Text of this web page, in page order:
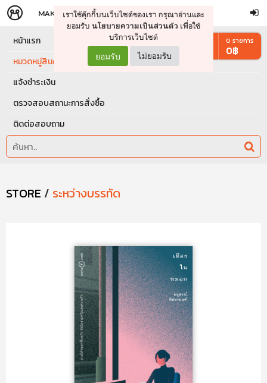
จัดการรถเข็น ดำเนินการต่อ
MAKERS STORE
เราใช้คุ๊กกี้บนเว็บไซต์ของเรา กรุณาอ่านและ
ยอมรับ นโยบายความเป็นส่วนตัว เพื่อใช้
บริการเว็บไซต์
ยอมรับ ไม่ยอมรับ
หน้าแรก
หมวดหมู่สินค้า
แจ้งชำระเงิน
ตรวจสอบสถานะการสั่งซื้อ
ติดต่อสอบถาม
0 รายการ
0฿
STORE / ระหว่างบรรทัด